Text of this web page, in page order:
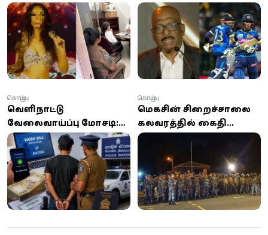
50,000 அபராதம்:
வனவிலங்கு பாதுகாப்புச்
சட்டத்தின் கீழ்
நடவடிக்கை
பந்துவீச்சு அல்ல -
விளையாட்டு அமைச்சர்
பரபரப்பு கருத்து!
வெளிநாட்டு
வேலைவாய்ப்பு மோசடி:
6.6 மில்லியன் ரூபாய்
மோசடி செய்த 21 வயது
இளைஞன் கைது
கொழும்பு
மெகசின் சிறைச்சாலை
கலவரத்தில் கைதி
ஒருவர் உயிரிழப்பு; 11 பேர்
கொழும்பு